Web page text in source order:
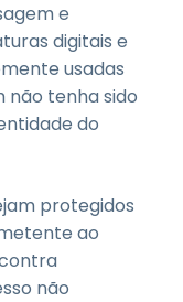
e
digitais e
usadas
não tenha sido
do
protegidos
ao
não